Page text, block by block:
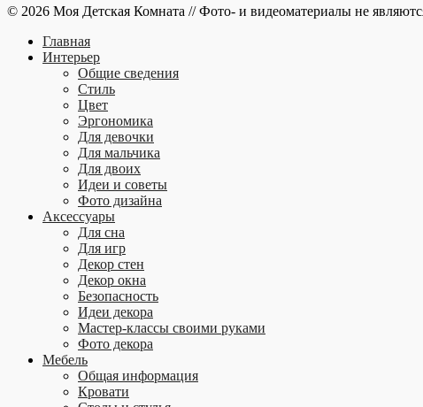
© 2026 Моя Детская Комната // Фото- и видеоматериалы не
Главная
Интерьер
Общие сведения
Стиль
Цвет
Эргономика
Для девочки
Для мальчика
Для двоих
Идеи и советы
Фото дизайна
Аксессуары
Для сна
Для игр
Декор стен
Декор окна
Безопасность
Идеи декора
Мастер-классы своими руками
Фото декора
Мебель
Общая информация
Кровати